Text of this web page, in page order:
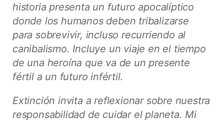
historia presenta un futuro apocalíptico
donde los humanos deben tribalizarse
para sobrevivir, incluso recurriendo al
canibalismo. Incluye un viaje en el tiempo
de una heroína que va de un presente
fértil a un futuro infértil.
Extinción invita a reflexionar sobre nuestra
responsabilidad de cuidar el planeta. Mi